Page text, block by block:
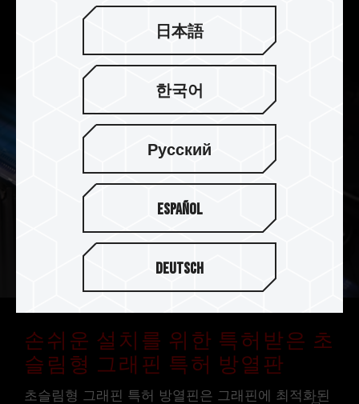
빠른 우수한 성능과 함께 PCIe3.0 사양 인터페이스
손쉬운 설치를 위한 특허받은 초
슬림형 그래핀 특허 방열판
초슬림형 그래핀 특허 방열핀은 그래핀에 최적화된
日本語
한국어
Русский
Español
Deutsch